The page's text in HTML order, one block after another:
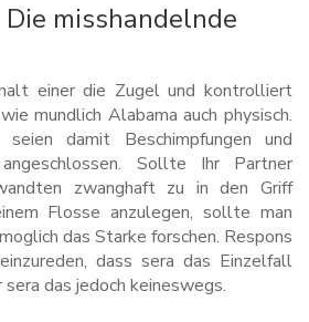
misshandelnde
einer die Zugel und kontrolliert
mundlich Alabama auch physisch.
damit Beschimpfungen und
Sollte Ihr Partner
zwanghaft zu in den Griff
Flosse anzulegen, sollte man
das Starke forschen. Respons
dass sera das Einzelfall
das jedoch keineswegs.